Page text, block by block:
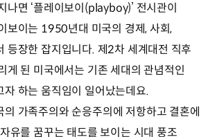
나면 ‘플레이보이(playboy)’ 전시관이
보이는 1950년대 미국의 경제, 사회,
등장한 잡지입니다. 제2차 세계대전 직후
게 된 미국에서는 기존 세대의 관념적인
자 하는 움직임이 일어났는데요.
가족주의와 순응주의에 저항하고 결혼에
유를 꿈꾸는 태도를 보이는 시대 풍조